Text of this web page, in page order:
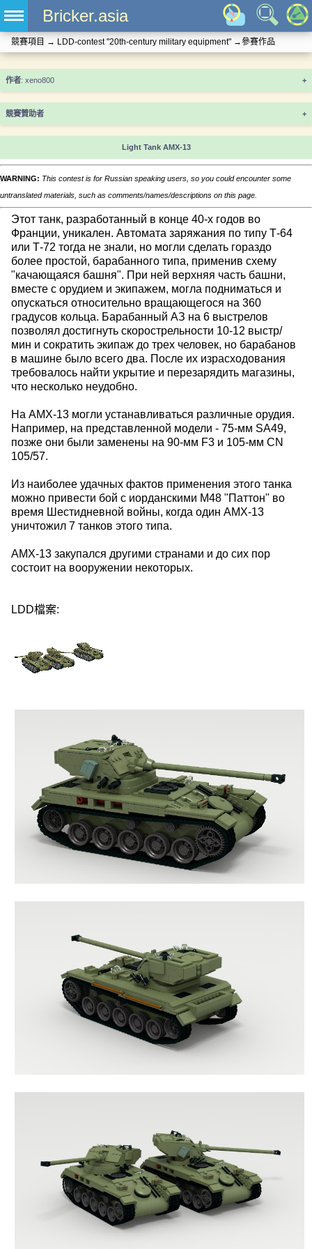
Bricker.asia
競賽項目 → LDD-contest "20th-century military equipment‎" →參賽作品
+
競賽贊助者 +
Light Tank AMX-13
WARNING: This contest is for Russian speaking users, so you could encounter some
untranslated materials, such as comments/names/descriptions on this page.
Этот танк, разработанный в конце 40-х годов во
Франции, уникален. Автомата заряжания по типу Т-64
или Т-72 тогда не знали, но могли сделать гораздо
более простой, барабанного типа, применив схему
"качающаяся башня". При ней верхняя часть башни,
вместе с орудием и экипажем, могла подниматься и
опускаться относительно вращающегося на 360
градусов кольца. Барабанный АЗ на 6 выстрелов
позволял достигнуть скорострельности 10-12 выстр/
мин и сократить экипаж до трех человек, но барабанов
в машине было всего два. После их израсходования
требовалось найти укрытие и перезарядить магазины,
что несколько неудобно.
На АМХ-13 могли устанавливаться различные орудия.
Например, на представленной модели - 75-мм SA49,
позже они были заменены на 90-мм F3 и 105-мм CN
105/57.
Из наиболее удачных фактов применения этого танка
можно привести бой с иорданскими М48 "Паттон" во
время Шестидневной войны, когда один АМХ-13
уничтожил 7 танков этого типа.
АМХ-13 закупался другими странами и до сих пор
состоит на вооружении некоторых.
LDD檔案: